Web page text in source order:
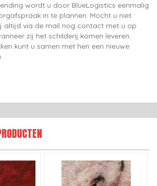
wordt u door BlueLogistics eenmalig
in te plannen. Mocht u niet
altijd via de mail nog contact met u op
zij het schilderij komen leveren.
kunt u samen met hen een nieuwe